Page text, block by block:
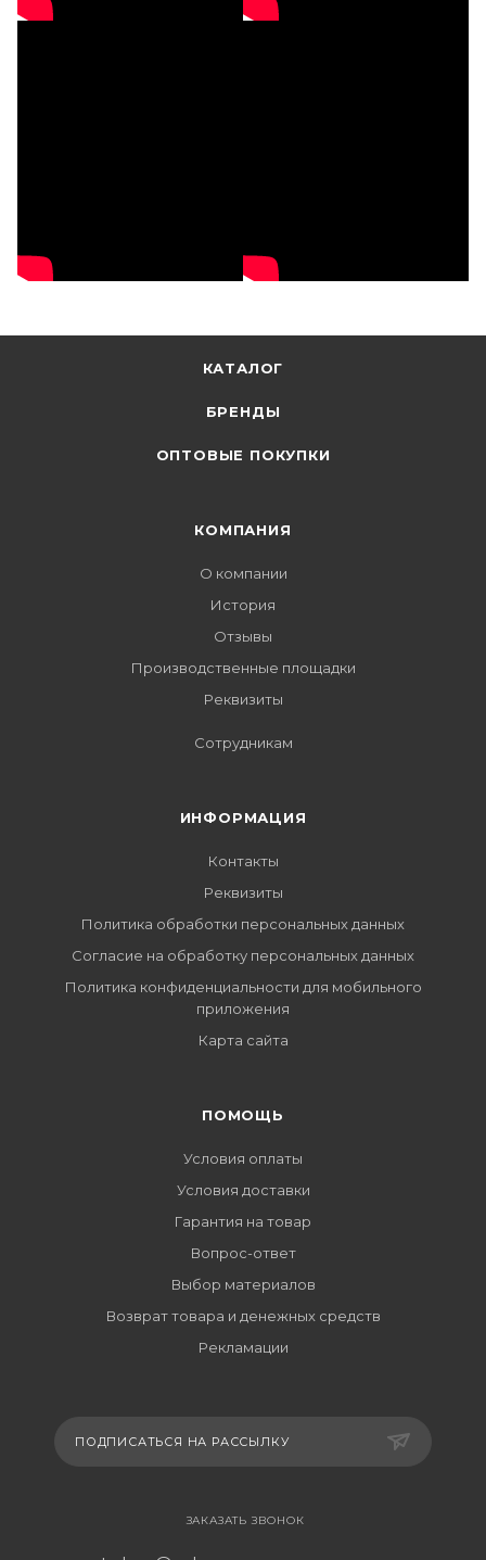
КАТАЛОГ
БРЕНДЫ
ОПТОВЫЕ ПОКУПКИ
КОМПАНИЯ
О компании
История
Отзывы
Производственные площадки
Реквизиты
Сотрудникам
ИНФОРМАЦИЯ
Контакты
Реквизиты
Политика обработки персональных данных
Согласие на обработку персональных данных
Политика конфиденциальности для мобильного
приложения
Карта сайта
ПОМОЩЬ
Условия оплаты
Условия доставки
Гарантия на товар
Вопрос-ответ
Выбор материалов
Возврат товара и денежных средств
Рекламации
ПОДПИСАТЬСЯ НА РАССЫЛКУ
ЗАКАЗАТЬ ЗВОНОК